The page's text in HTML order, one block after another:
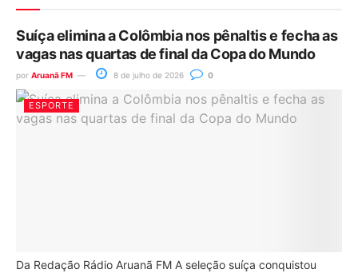
Suíça elimina a Colômbia nos pênaltis e fecha as
vagas nas quartas de final da Copa do Mundo
por Aruanã FM 8 de julho de 2026 0
ESPORTE
Da Redação Rádio Aruanã FM A seleção suíça conquistou